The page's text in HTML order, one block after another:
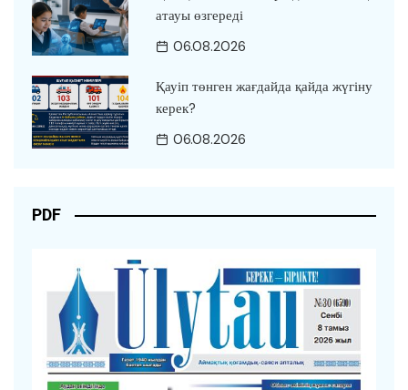
атауы өзгереді
06.08.2026
Қауіп төнген жағдайда қайда жүгіну
керек?
06.08.2026
PDF